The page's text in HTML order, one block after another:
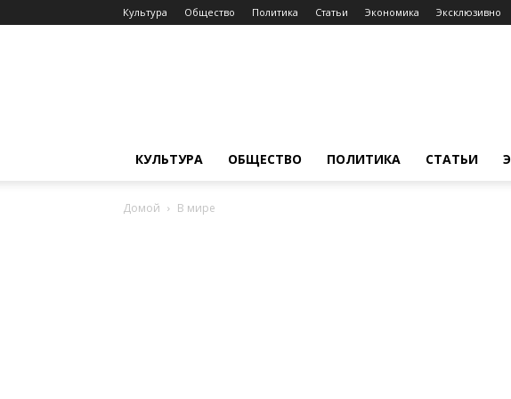
Культура Общество Политика Статьи Экономика Эксклюзивно
КУЛЬТУРА ОБЩЕСТВО ПОЛИТИКА СТАТЬИ
Домой В мире